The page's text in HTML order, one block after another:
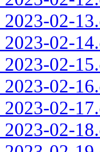
02-
02-
02-
02-
02-
02-